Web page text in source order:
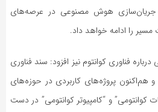
هوش مصنوعی در عرصه‌های
مسیر را ادامه خواهد داد.
فناوری کوانتوم نیز افزود: سند فناوری
هم‌اکنون پروژه‌های کاربردی در حوزه‌های
کوانتومی” و “کامپیوتر کوانتومی” در دست